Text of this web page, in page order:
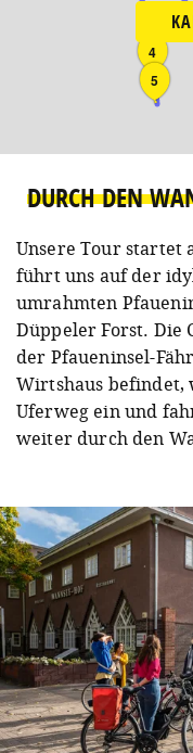
4
5
DURCH DEN
Unsere Tour startet
führt uns auf der
umrahmten
Düppeler Forst. Die
der Pfaueninsel-
Wirtshaus befindet,
Uferweg ein und
weiter durch den